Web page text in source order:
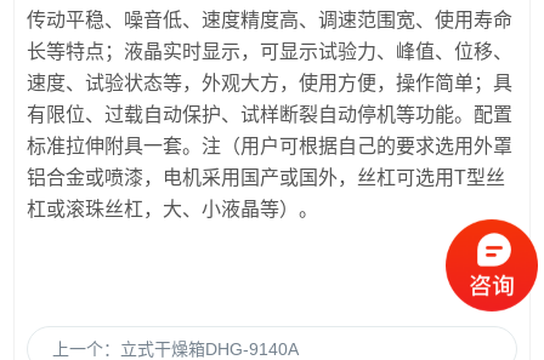
传动平稳、噪音低、速度精度高、调速范围宽、使用寿命
长等特点；液晶实时显示，可显示试验力、峰值、位移、
速度、试验状态等，外观大方，使用方便，操作简单；具
有限位、过载自动保护、试样断裂自动停机等功能。配置
标准拉伸附具一套。注（用户可根据自己的要求选用外罩
铝合金或喷漆，电机采用国产或国外，丝杠可选用T型丝
杠或滚珠丝杠，大、小液晶等）。
上一个： 立式干燥箱DHG-9140A